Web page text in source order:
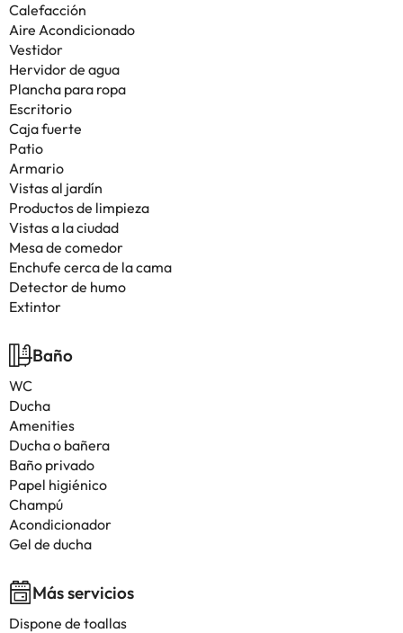
Calefacción
Aire Acondicionado
Vestidor
Hervidor de agua
Plancha para ropa
Escritorio
Caja fuerte
Patio
Armario
Vistas al jardín
Productos de limpieza
Vistas a la ciudad
Mesa de comedor
Enchufe cerca de la cama
Detector de humo
Extintor
Baño
WC
Ducha
Amenities
Ducha o bañera
Baño privado
Papel higiénico
Champú
Acondicionador
Gel de ducha
Más servicios
Dispone de toallas